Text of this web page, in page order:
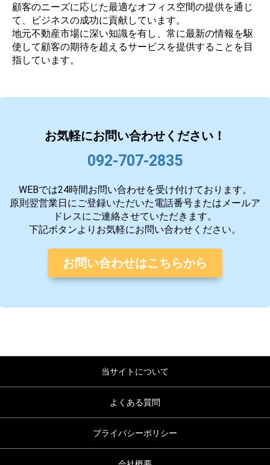
顧客のニーズに応じた最適なオフィス空間の提供を通じ
て、ビジネスの成功に貢献しています。
地元不動産市場に深い知識を有し、常に最新の情報を駆
使して顧客の期待を超えるサービスを提供することを目
指しています。
お気軽にお問い合わせください！
092-707-2835
WEBでは24時間お問い合わせを受け付けております。
原則翌営業日にご登録いただいた電話番号またはメールア
ドレスにご連絡させていただきます。
下記ボタンよりお気軽にお問い合わせください。
お問い合わせはこちらから
当サイトについて
よくある質問
プライバシーポリシー